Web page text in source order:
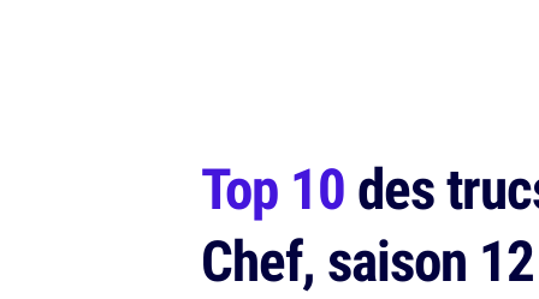
Top 10des
Chef, saison